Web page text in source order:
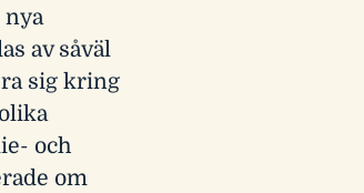
nya
av såväl
sig kring
och
om